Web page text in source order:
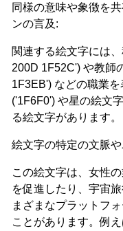
同様の意味や象徴を
ンの言及:
関連する絵文字には
200D 1F52C') や教師
1F3EB') などの職業
('1F6F0') や星の絵文
る絵文字があります。
絵文字の特定の文脈
この絵文字は、女性
を促進したり、宇宙
まざまなプラットフ
ことがあります。例